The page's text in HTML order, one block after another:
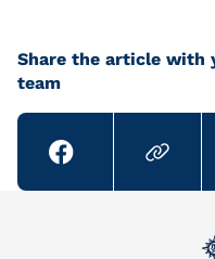
Share the article with
team